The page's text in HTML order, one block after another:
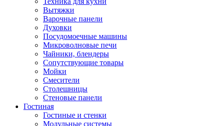
Вытяжки
Варочные панели
Духовки
Посудомоечные машины
Микроволновые печи
Чайники, блендеры
Сопутствующие товары
Мойки
Смесители
Столешницы
Стеновые панели
Гостиная
Гостиные и стенки
Модульные системы